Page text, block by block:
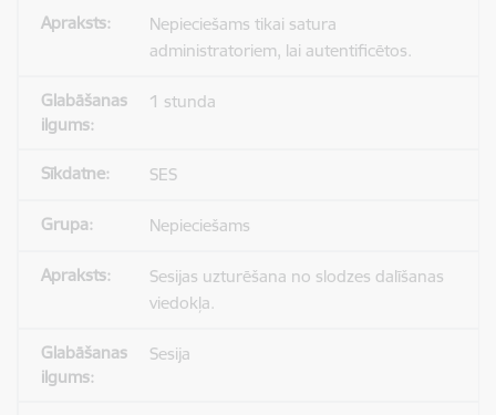
Nepieciešams tikai satura
administratoriem, lai autentificētos.
1 stunda
SES
Nepieciešams
Sesijas uzturēšana no slodzes dalīšanas
viedokļa.
Sesija